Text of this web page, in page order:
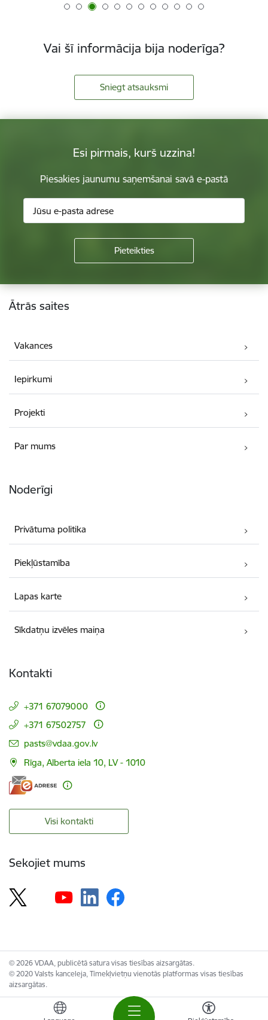
Vai šī informācija bija noderīga?
Sniegt atsauksmi
Esi pirmais, kurš uzzina!
Piesakies jaunumu saņemšanai savā e-pastā
Kājene
Ātrās saites
Vakances
Iepirkumi
Projekti
Par mums
Noderīgi
Privātuma politika
Piekļūstamība
Lapas karte
Sīkdatņu izvēles maiņa
Kontakti
+371 67079000
+371 67502757
E-pasts:
pasts@vdaa.gov.lv
Rīga, Alberta iela 10, LV - 1010
Visi kontakti
Sekojiet mums
© 2026 VDAA, publicētā satura visas tiesības aizsargātas.
© 2020 Valsts kanceleja, Tīmekļvietņu vienotās platformas visas tiesības
aizsargātas.